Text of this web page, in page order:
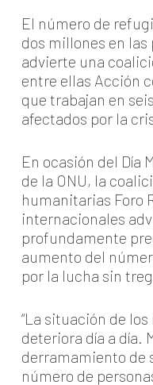
El número de
dos millones en
advierte una
entre ellas Acción
que trabajan en
afectados por la
En ocasión del Día
de la ONU, la
humanitarias Foro
internacionales
profundamente
aumento del
por la lucha sin
“La situación de
deteriora día a día.
derramamiento de
número de